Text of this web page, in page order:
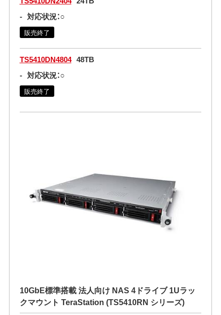
- 対応状況：○
販売終了
TS5410DN4804 48TB
- 対応状況：○
販売終了
10GbE標準搭載 法人向け NAS 4ドライブ 1Uラッ
クマウント TeraStation (TS5410RN シリーズ)